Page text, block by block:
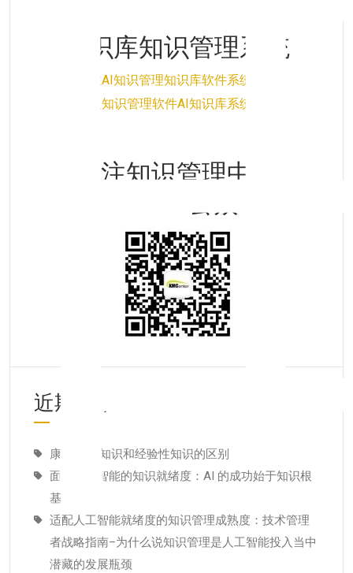
知识库知识管理系统
企业AI知识管理知识库软件系统清单
个人知识管理软件AI知识库系统清单
关注知识管理中心
近期文章
康德:纯粹知识和经验性知识的区别
面向人工智能的知识就绪度：AI 的成功始于知识根
基
适配人工智能就绪度的知识管理成熟度：技术管理
者战略指南–为什么说知识管理是人工智能投入当中
潜藏的发展瓶颈